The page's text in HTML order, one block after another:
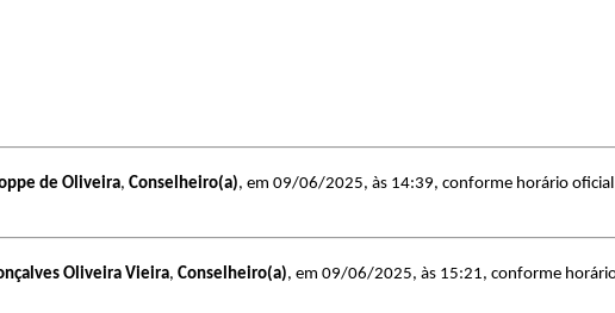
de Oliveira, Conselheiro(a), em 09/06/2025, às 14:39, conforme horário
Oliveira Vieira, Conselheiro(a), em 09/06/2025, às 15:21, conforme